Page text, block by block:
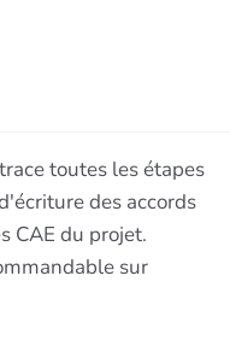
toutes les étapes
des accords
CAE du projet.
sur